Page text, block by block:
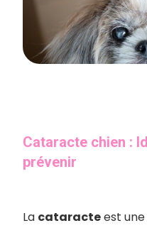
Cataracte chien :
prévenir
La cataracteest